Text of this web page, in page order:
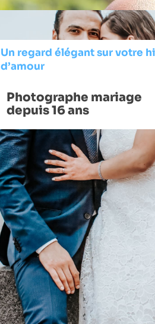
Un regard élégant sur votre
d’amour
Photographe mariage
depuis 16 ans